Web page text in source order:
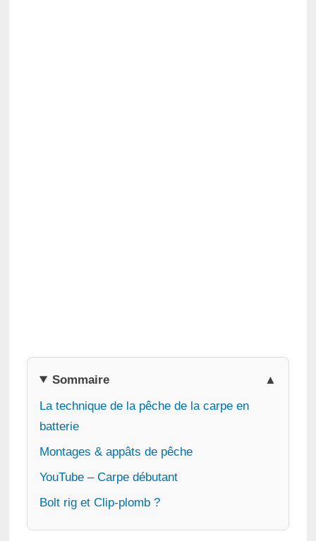
Sommaire
La technique de la pêche de la carpe en
batterie
Montages & appâts de pêche
YouTube – Carpe débutant
Bolt rig et Clip-plomb ?